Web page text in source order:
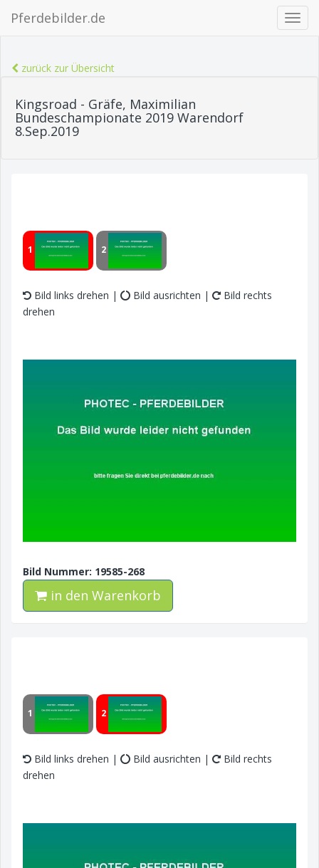
Pferdebilder.de
zurück zur Übersicht
Kingsroad - Gräfe, Maximilian
Bundeschampionate 2019 Warendorf
8.Sep.2019
1 2
Bild links drehen | Bild ausrichten |
Bild rechts
drehen
Bild Nummer: 19585-268
in den Warenkorb
1 2
Bild links drehen | Bild ausrichten |
Bild rechts
drehen